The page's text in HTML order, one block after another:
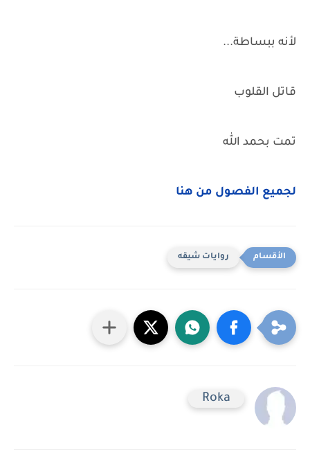
لأنه ببساطة...
قاتل القلوب
تمت بحمد الله
لجميع الفصول من هنا
روايات شيقه
Roka